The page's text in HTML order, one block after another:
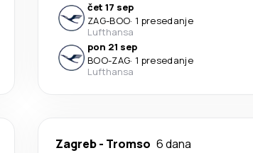
čet 17 sep
ZAG-BOO· 1 presedanje
Lufthansa
pon 21 sep
BOO-ZAG· 1 presedanje
Lufthansa
Zagreb- Tromso 6 dana